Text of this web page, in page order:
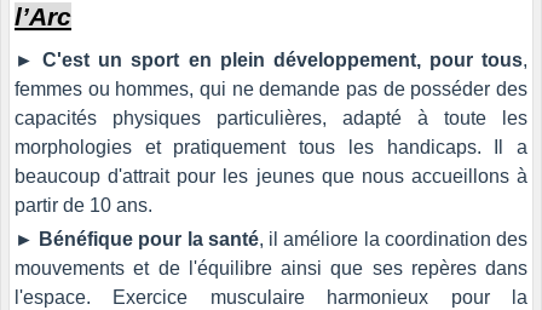
l’Arc
► C'est un sport en plein développement, pour tous,
femmes ou hommes, qui ne demande pas de posséder des
capacités physiques particulières, adapté à toute les
morphologies et pratiquement tous les handicaps. Il a
beaucoup d'attrait pour les jeunes que nous accueillons à
partir de 10 ans.
► Bénéfique pour la santé, il améliore la coordination des
mouvements et de l'équilibre ainsi que ses repères dans
l'espace. Exercice musculaire harmonieux pour la